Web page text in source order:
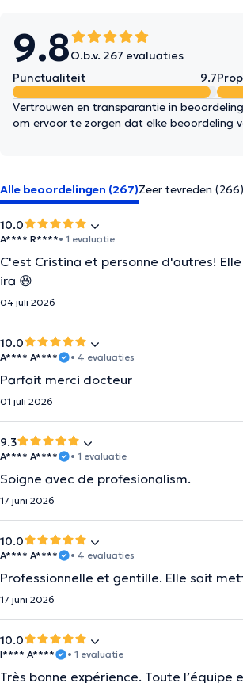
9.8O.b.v. 267 evaluaties
Punctualiteit
9.7
Vertrouwen en transparantie in
om ervoor te zorgen dat elke beoordeling
Alle beoordelingen (267)Zeer tevreden (266)
10.0
A**** R****• 1 evaluatie
C'est Cristina et personne d'autres!
ira 😆
04 juli 2026
10.0
A**** A**** • 4 evaluaties
Parfait merci docteur
01 juli 2026
9.3
A**** A**** • 1 evaluatie
Soigne avec de profesionalism.
17 juni 2026
10.0
A**** A**** • 4 evaluaties
Professionnelle et gentille. Elle sait
17 juni 2026
10.0
I**** A**** • 1 evaluatie
Très bonne expérience. Toute